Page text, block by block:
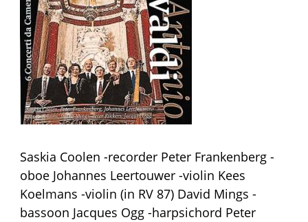
Saskia Coolen -recorder Peter Frankenberg -
oboe Johannes Leertouwer -violin Kees
Koelmans -violin (in RV 87) David Mings -
bassoon Jacques Ogg -harpsichord Peter